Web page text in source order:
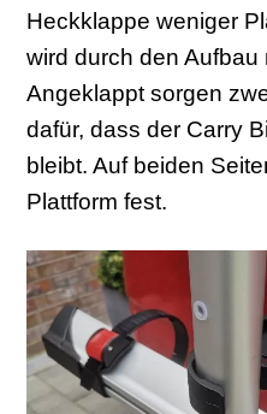
Heckklappe weniger
wird durch den Aufbau
Angeklappt sorgen
dafür, dass der Carry
bleibt. Auf beiden
Plattform fest.